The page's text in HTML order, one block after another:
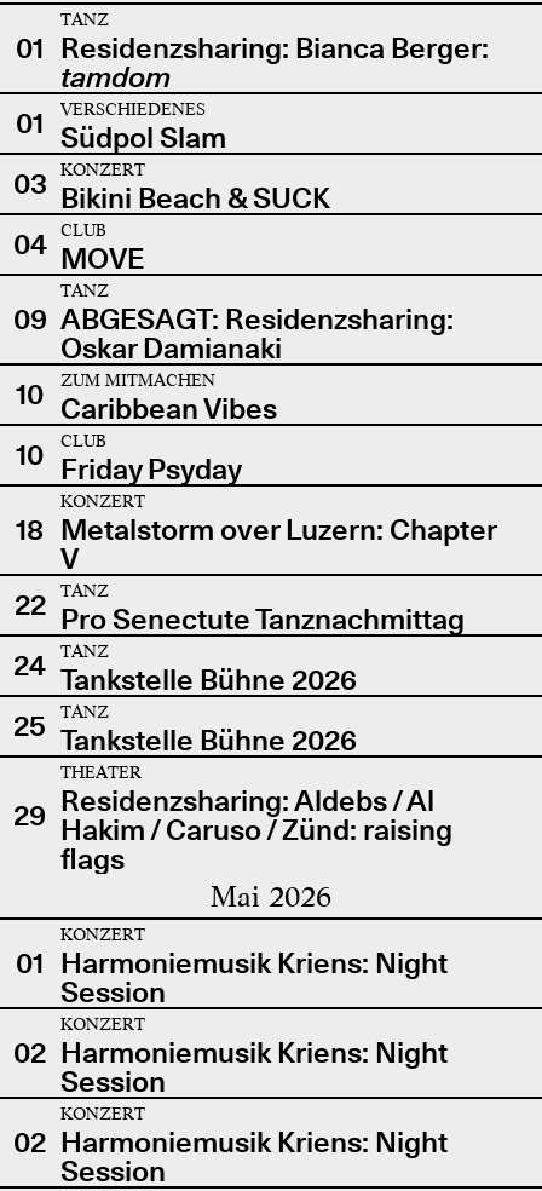
01
TANZ
Residenzsharing: Bianca Berger:
tamdom
01
VERSCHIEDENES
Südpol Slam
03
KONZERT
Bikini Beach & SUCK
04
CLUB
MOVE
09
TANZ
ABGESAGT: Residenzsharing:
Oskar Damianaki
10
ZUM MITMACHEN
Caribbean Vibes
10
CLUB
Friday Psyday
18
KONZERT
Metalstorm over Luzern: Chapter
V
22
TANZ
Pro Senectute Tanznachmittag
24
TANZ
Tankstelle Bühne 2026
25
TANZ
Tankstelle Bühne 2026
29
THEATER
Residenzsharing: Aldebs / Al
Hakim / Caruso / Zünd: raising
flags
Mai 2026
01
KONZERT
Harmoniemusik Kriens: Night
Session
02
KONZERT
Harmoniemusik Kriens: Night
Session
02
KONZERT
Harmoniemusik Kriens: Night
Session